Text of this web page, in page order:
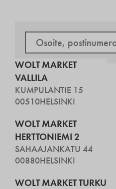
WOLT MARKET
VALLILA
KUMPULANTIE 15
00510HELSINKI
WOLT MARKET
HERTTONIEMI 2
SAHAAJANKATU 44
00880HELSINKI
WOLT MARKET TURKU